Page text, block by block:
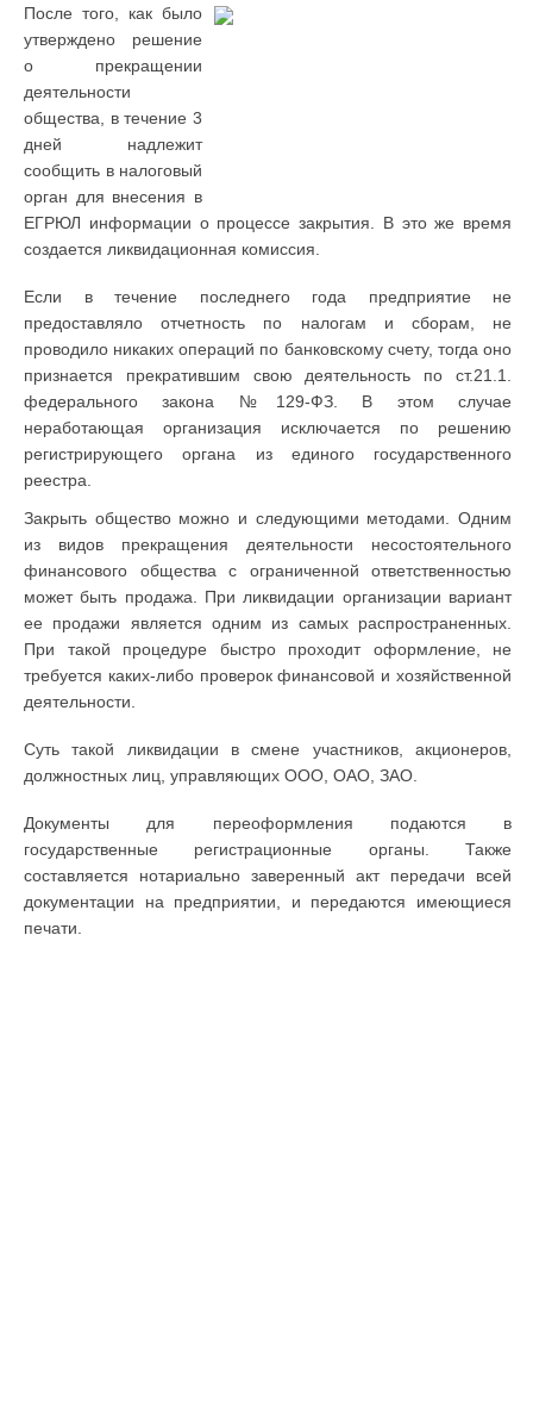
После того, как было
утверждено решение
о прекращении
деятельности
общества, в течение 3
дней надлежит
сообщить в налоговый
орган для внесения в
ЕГРЮЛ информации о процессе закрытия. В это же время
создается ликвидационная комиссия.
Если в течение последнего года предприятие не
предоставляло отчетность по налогам и сборам, не
проводило никаких операций по банковскому счету, тогда оно
признается прекратившим свою деятельность по ст.21.1.
федерального закона №129-ФЗ. В этом случае
неработающая организация исключается по решению
регистрирующего органа из единого государственного
реестра.
Закрыть общество можно и следующими методами. Одним
из видов прекращения деятельности несостоятельного
финансового общества с ограниченной ответственностью
может быть продажа. При ликвидации организации вариант
ее продажи является одним из самых распространенных.
При такой процедуре быстро проходит оформление, не
требуется каких-либо проверок финансовой и хозяйственной
деятельности.
Суть такой ликвидации в смене участников, акционеров,
должностных лиц, управляющих ООО, ОАО, ЗАО.
Документы для переоформления подаются в
государственные регистрационные органы. Также
составляется нотариально заверенный акт передачи всей
документации на предприятии, и передаются имеющиеся
печати.